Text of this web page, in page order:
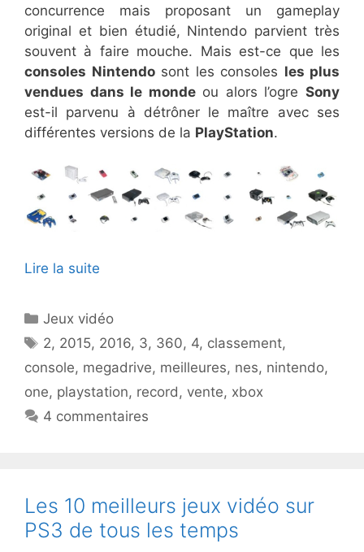
concurrence mais proposant un gameplay
original et bien étudié, Nintendo parvient très
souvent à faire mouche. Mais est-ce que les
consoles Nintendosont les consoles les plus
vendues dans le mondeou alors l’ogreSony
est-il parvenu à détrôner le maître avec ses
différentes versions de la PlayStation.
Lire la suite
Catégories
Jeux vidéo
Étiquettes
2, 2015, 2016, 3, 360, 4, classement,
console, megadrive, meilleures, nes, nintendo,
one, playstation, record , vente, xbox
4 commentaires
Les 10 meilleurs jeux vidéo sur
PS3 de tous les temps